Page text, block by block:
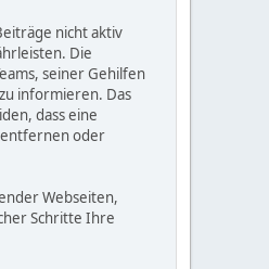
nicht aktiv
Die
seiner Gehilfen
informieren. Das
dass eine
entfernen oder
Webseiten,
Schritte Ihre